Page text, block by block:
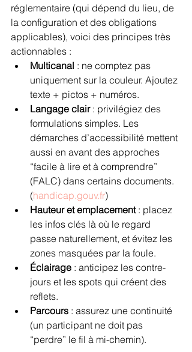
réglementaire (qui dépend du lieu, de
la configuration et des obligations
applicables), voici des principes très
actionnables :
Multicanal : ne comptez pas
uniquement sur la couleur. Ajoutez
texte + pictos + numéros.
Langage clair : privilégiez des
formulations simples. Les
démarches d’accessibilité mettent
aussi en avant des approches
“facile à lire et à comprendre”
(FALC) dans certains documents.
(handicap.gouv.fr)
Hauteur et emplacement : placez
les infos clés là où le regard
passe naturellement, et évitez les
zones masquées par la foule.
Éclairage : anticipez les contre-
jours et les spots qui créent des
reflets.
Parcours : assurez une continuité
(un participant ne doit pas
“perdre” le fil à mi-chemin).